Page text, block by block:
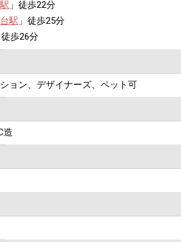
」徒歩22分
駅 」徒歩25分
徒歩26分
ョン、デザイナーズ、ペット可
造